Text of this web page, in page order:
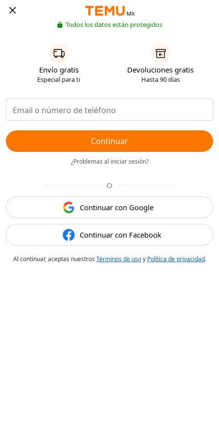
MX
Todos los datos están protegidos
Envío gratis
Especial para ti
Devoluciones gratis
Hasta 90 días
Continuar
¿Problemas al iniciar sesión?
O
Continuar con Google
Continuar con Facebook
Al continuar, aceptas nuestros Términos de usoy Política de privacidad.